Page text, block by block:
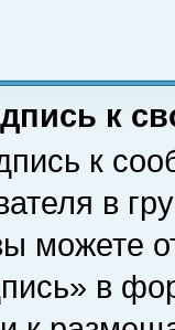
к
к
в
можете
в